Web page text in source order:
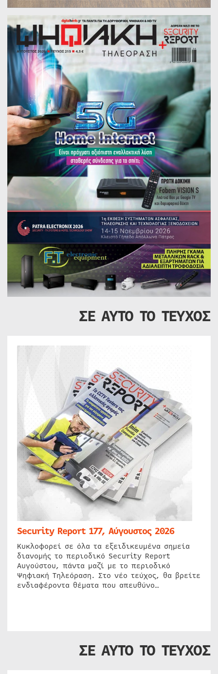
ΣΕ ΑΥΤΟ ΤΟ ΤΕΥΧΟΣ
Security Report 177, Αύγουστος 2026
Κυκλοφορεί σε όλα τα εξειδικευμένα σημεία
διανομής το περιοδικό Security Report
Αυγούστου, πάντα μαζί με το περιοδικό
Ψηφιακή Τηλεόραση. Στο νέο τεύχος, θα βρείτε
ενδιαφέροντα θέματα που απευθύνο…
ΣΕ ΑΥΤΟ ΤΟ ΤΕΥΧΟΣ